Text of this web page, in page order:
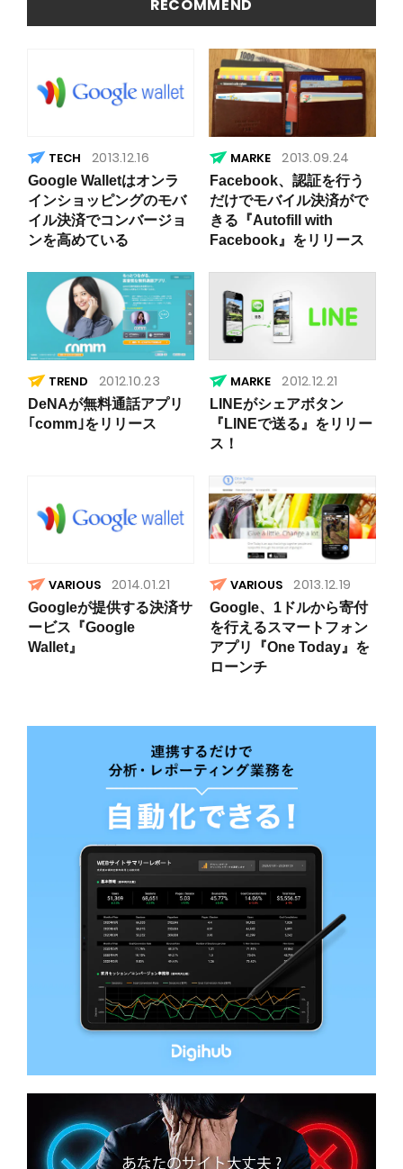
RECOMMEND
2013.12.16
Google Walletはオンラ
インショッピングのモバ
イル決済でコンバージョ
ンを高めている
2013.09.24
Facebook、認証を行う
だけでモバイル決済がで
きる『Autofill with
Facebook』をリリース
TREND 2012.10.23
DeNAが無料通話アプリ
｢comm｣をリリース
2012.12.21
LINEがシェアボタン
『LINEで送る』をリリー
ス！
VARIOUS 2014.01.21
Googleが提供する決済サ
ービス『Google
Wallet』
VARIOUS 2013.12.19
Google、1ドルから寄付
を行えるスマートフォン
アプリ『One Today』を
ローンチ